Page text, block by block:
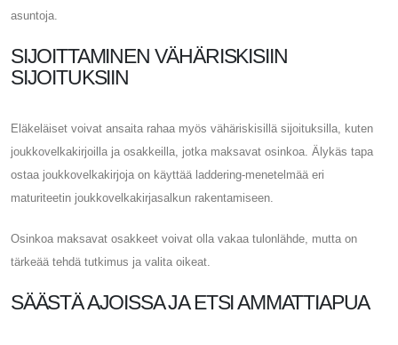
asuntoja.
SIJOITTAMINEN VÄHÄRISKISIIN
SIJOITUKSIIN
Eläkeläiset voivat ansaita rahaa myös vähäriskisillä sijoituksilla, kuten
joukkovelkakirjoilla ja osakkeilla, jotka maksavat osinkoa. Älykäs tapa
ostaa joukkovelkakirjoja on käyttää laddering-menetelmää eri
maturiteetin joukkovelkakirjasalkun rakentamiseen.
Osinkoa maksavat osakkeet voivat olla vakaa tulonlähde, mutta on
tärkeää tehdä tutkimus ja valita oikeat.
SÄÄSTÄ AJOISSA JA ETSI AMMATTIAPUA